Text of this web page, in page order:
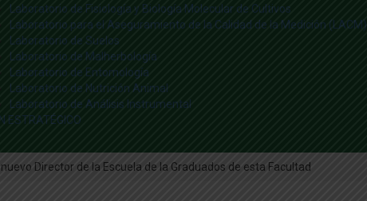
Laboratorio de Fisiología y Biología Molecular de Cultivos
Laboratorio para el Aseguramiento de la Calidad de la Medición (LACM)
Laboratorio de Suelos
Laboratorio de Malherbología
Laboratorio de Entomología
Laboratorio de Nutrición Animal
Laboratorio de Análisis Instrumental
ESTRATÉGICO
Director de la Escuela de la Graduados de esta Facultad